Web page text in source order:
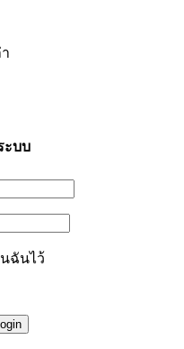
ะบบ
ฉันไว้